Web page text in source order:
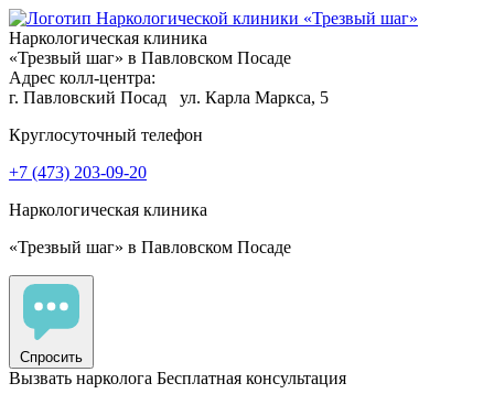
Наркологическая клиника
«Трезвый шаг» в Павловском Посаде
Адрес колл-центра:
г. Павловский Посад
ул. Карла Маркса, 5
Круглосуточный телефон
+7 (473) 203-09-20
Наркологическая клиника
«Трезвый шаг» в Павловском Посаде
Спросить
Вызвать нарколога Бесплатная консультация